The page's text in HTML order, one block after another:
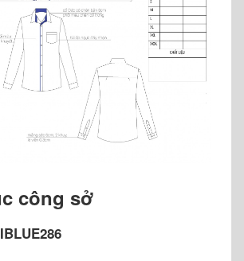
công sở
IBLUE286